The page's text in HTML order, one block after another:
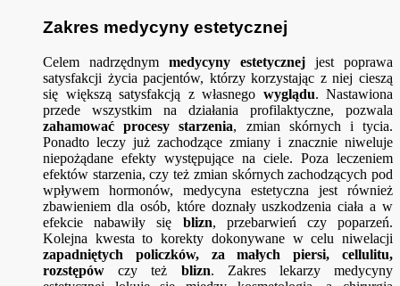
Zakres medycyny estetycznej
Celem nadrzędnym medycyny estetycznej jest poprawa
satysfakcji życia pacjentów, którzy korzystając z niej cieszą
się większą satysfakcją z własnego wyglądu. Nastawiona
przede wszystkim na działania profilaktyczne, pozwala
zahamować procesy starzenia, zmian skórnych i tycia.
Ponadto leczy już zachodzące zmiany i znacznie niweluje
niepożądane efekty występujące na ciele. Poza leczeniem
efektów starzenia, czy też zmian skórnych zachodzących pod
wpływem hormonów, medycyna estetyczna jest również
zbawieniem dla osób, które doznały uszkodzenia ciała a w
efekcie nabawiły się blizn, przebarwień czy poparzeń.
Kolejna kwesta to korekty dokonywane w celu niwelacji
zapadniętych policzków, za małych piersi, cellulitu,
rozstępów czy też blizn. Zakres lekarzy medycyny